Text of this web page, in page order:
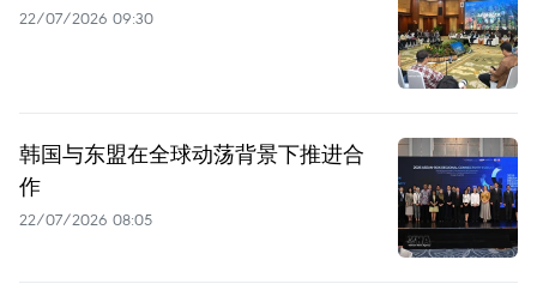
22/07/2026 09:30
韩国与东盟在全球动荡背景下推进合
作
22/07/2026 08:05